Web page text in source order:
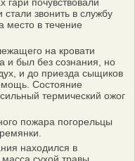
звонить в службу
в течение
на кровати
и был без сознания, но
и до приезда сыщиков
Состояние
термический ожог
пожара погорельцы
находился в